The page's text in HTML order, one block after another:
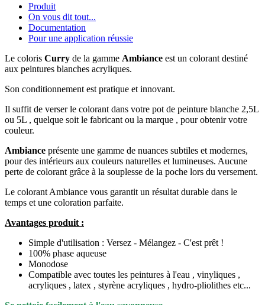
Produit
On vous dit tout...
Documentation
Pour une application réussie
Le coloris Curry de la gamme Ambiance est un colorant destiné
aux peintures blanches acryliques.
Son conditionnement est pratique et innovant.
Il suffit de verser le colorant dans votre pot de peinture blanche 2,5L
ou 5L , quelque soit le fabricant ou la marque , pour obtenir votre
couleur.
Ambiance présente une gamme de nuances subtiles et modernes,
pour des intérieurs aux couleurs naturelles et lumineuses. Aucune
perte de colorant grâce à la souplesse de la poche lors du versement.
Le colorant Ambiance vous garantit un résultat durable dans le
temps et une coloration parfaite.
Avantages produit :
Simple d'utilisation : Versez - Mélangez - C'est prêt !
100% phase aqueuse
Monodose
Compatible avec toutes les peintures à l'eau , vinyliques ,
acryliques , latex , styrène acryliques , hydro-pliolithes etc...